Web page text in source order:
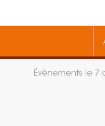
Évènements le 7